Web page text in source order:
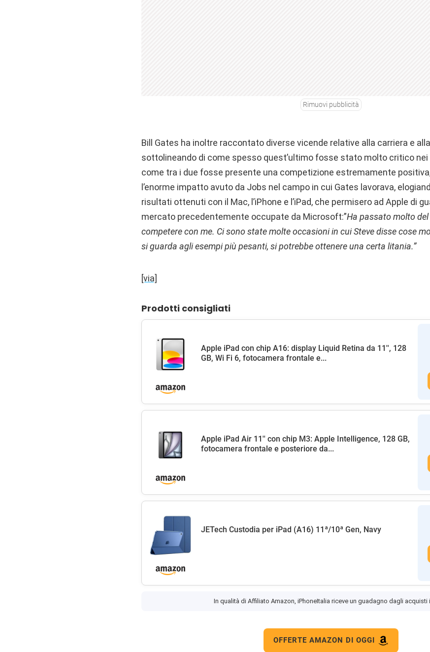
Rimuovi pubblicità
Bill Gates ha inoltre raccontato diverse vicende relative alla carriera e
sottolineando di come spesso quest’ultimo fosse stato molto critico nei
come tra i due fosse presente una competizione estremamente
l’enorme impatto avuto da Jobs nel campo in cui Gates lavorava,
risultati ottenuti con il Mac, l’iPhone e l’iPad, che permisero ad Apple di
mercato precedentemente occupate da Microsoft:”Ha passato molto
competere con me. Ci sono state molte occasioni in cui Steve disse cose
si guarda agli esempi più pesanti, si potrebbe ottenere una certa litania.”
[via]
Prodotti consigliati
Apple iPad con chip A16: display Liquid Retina da 11'', 128
GB, Wi Fi 6, fotocamera frontale e...
Apple iPad Air 11'' con chip M3: Apple Intelligence, 128 GB,
fotocamera frontale e posteriore da...
JETech Custodia per iPad (A16) 11ª/10ª Gen, Navy
In qualità di Affiliato Amazon, iPhoneItalia riceve un guadagno dagli acquisti
OFFERTE AMAZON DI OGGI